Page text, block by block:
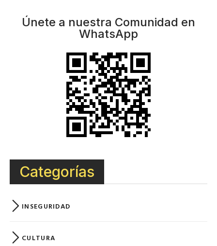
Únete a nuestra Comunidad en
WhatsApp
Categorías
INSEGURIDAD
CULTURA